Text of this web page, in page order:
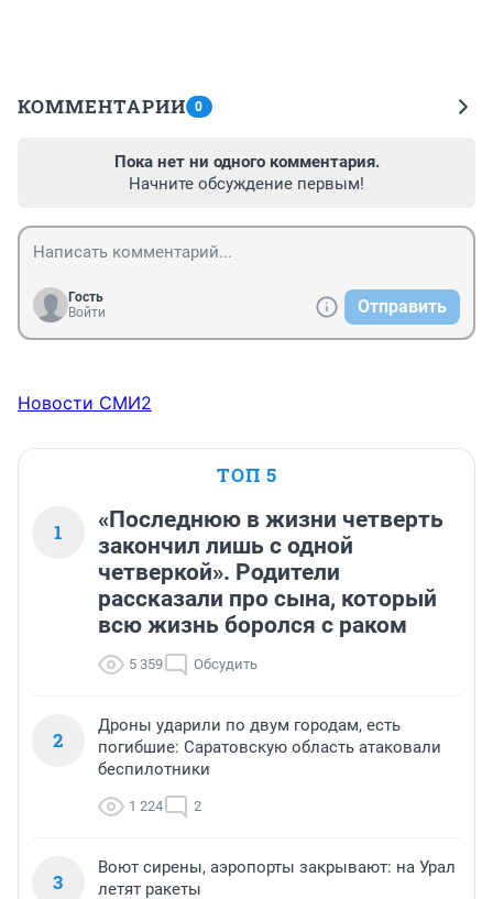
КОММЕНТАРИИ 0
Пока нет ни одного комментария.
Начните обсуждение первым!
Гость
Войти
Отправить
Новости СМИ2
ТОП 5
1
«Последнюю в жизни четверть
закончил лишь с одной
четверкой». Родители
рассказали про сына, который
всю жизнь боролся с раком
5 359 Обсудить
2
Дроны ударили по двум городам, есть
погибшие: Саратовскую область атаковали
беспилотники
1 224 2
3
Воют сирены, аэропорты закрывают: на Урал
летят ракеты